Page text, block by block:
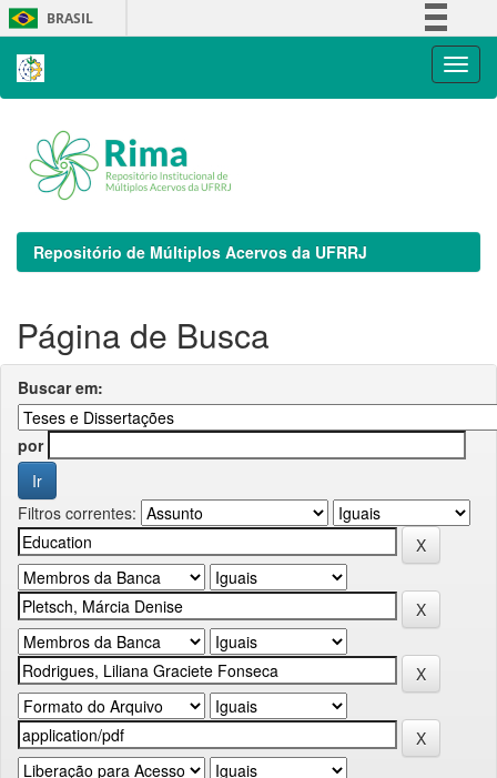
Skip
navigation
BRASIL
Repositório de Múltiplos Acervos da UFRRJ
Página de Busca
Buscar em:
por
Filtros correntes: